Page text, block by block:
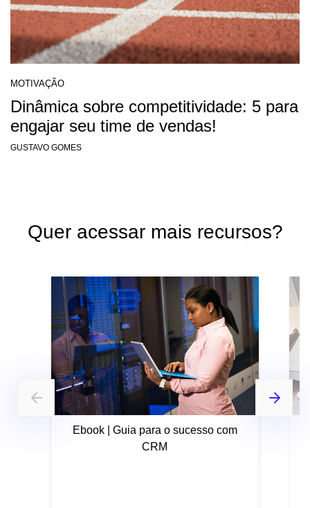
MOTIVAÇÃO
Dinâmica sobre competitividade: 5 para
engajar seu time de vendas!
GUSTAVO GOMES
Quer acessar mais recursos?
Ebook | Guia para o sucesso com
CRM